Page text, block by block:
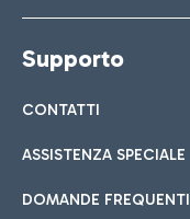
Supporto
CONTATTI
ASSISTENZA SPECIALE
DOMANDE FREQUENTI